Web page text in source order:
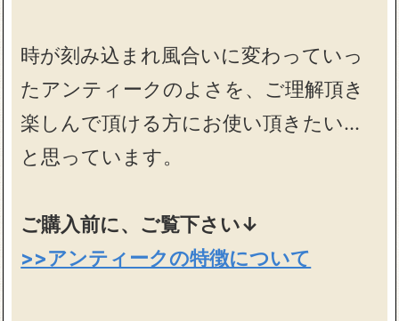
時が刻み込まれ風合いに変わっていっ
たアンティークのよさを、ご理解頂き
楽しんで頂ける方にお使い頂きたい…
と思っています。
ご購入前に、ご覧下さい↓
>>アンティークの特徴について